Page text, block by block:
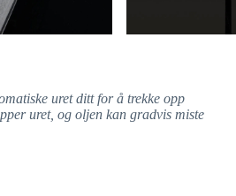
uret ditt for å trekke opp
uret, og oljen kan gradvis miste